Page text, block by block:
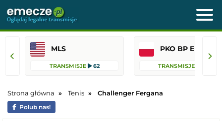
MLS
TRANSMISJE 62 TRANSMISJE
Strona główna Tenis Challenger Fergana
Polub nas!